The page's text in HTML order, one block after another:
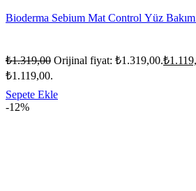
Bioderma Sebium Mat Control Yüz
₺1.319,00 Orijinal fiyat: ₺1.319,00.₺
₺1.119,00.
Sepete Ekle
-12%